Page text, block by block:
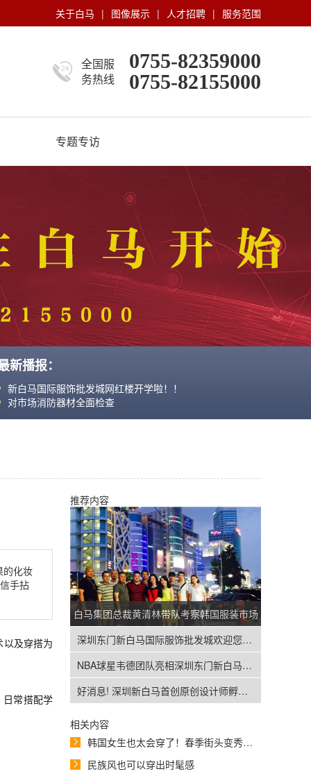
关于白马 | 图像展示 | 人才招聘 | 服务范围
全国服
务热线
0755-82359000
0755-82155000
专题专访
新播报：
民族风也可以穿出时髦感
新白马电子城商启盛大开业，为建党100周年献礼
新白马国际服饰批发城网红楼开学啦！！
对市场消防器材全面检查
民族风也可以穿出时髦感
新白马电子城商启盛大开业，为建党100周年献礼
推荐内容
白马集团总裁黄清林带队考察韩国服装市场
深圳东门新白马国际服饰批发城欢迎您！只有你想不到，没有我们做不到。
NBA球星韦德团队亮相深圳东门新白马引爆球迷热情
好消息! 深圳新白马首创原创设计师孵化基地终于与大家见面了！
相关内容
韩国女生也太会穿了！春季街头变秀场，信手拈来都是时尚画报
民族风也可以穿出时髦感
的化妆
手拈
以及穿搭为
日常搭配学